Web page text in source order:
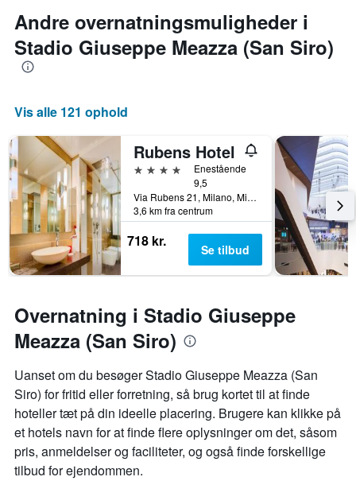
Andre overnatningsmuligheder i
Stadio Giuseppe Meazza (San Siro)
Vis alle 121 ophold
Rubens Hotel
4 stjerner
Enestående
9,5
Via Rubens 21, Milano, Milano, Italien
3,6 km fra centrum
718 kr. Se tilbud
Overnatning i Stadio Giuseppe
Meazza (San Siro)
Uanset om du besøger Stadio Giuseppe Meazza (San
Siro) for fritid eller forretning, så brug kortet til at finde
hoteller tæt på din ideelle placering. Brugere kan klikke på
et hotels navn for at finde flere oplysninger om det, såsom
pris, anmeldelser og faciliteter, og også finde forskellige
tilbud for ejendommen.